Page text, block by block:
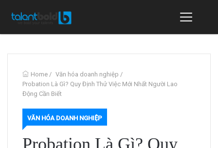
Home / Văn hóa doanh nghiệp /
Probation Là Gì? Quy Định Thử Việc Mới Nhất Người Lao
Động Cần Biết
VĂN HÓA DOANH NGHIỆP
Probation Là Gì? Quy